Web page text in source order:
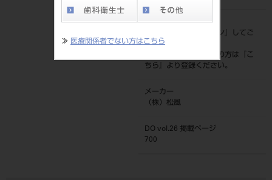
≫ 医療関係者でない方はこちら
標準価格
ログイン
』してご
覧ください。
ネット会員登録がまだの方は『
こ
ちら
』より登録ください。
メーカー
（株）松風
DO vol.26 掲載ページ
700